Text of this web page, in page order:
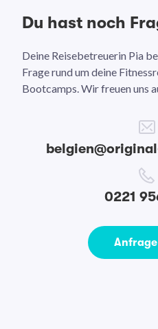
Du hast noch
Deine Reisebetreuerin Pia
Frage rund um deine
Bootcamps. Wir freuen uns
0221